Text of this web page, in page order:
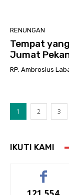
RENUNGAN
Tempat
Jumat
RP. Ambrosius
1 2 3
IKUTI KAMI